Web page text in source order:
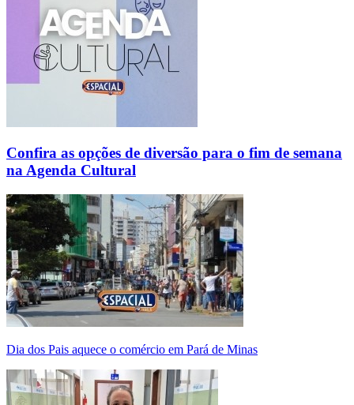
Confira as opções de diversão para o fim de semana
na Agenda Cultural
Dia dos Pais aquece o comércio em Pará de Minas